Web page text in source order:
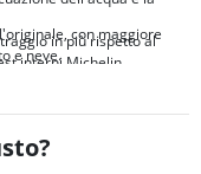
in più rispetto al
interni Michelin
con maggiore
e neve.
e spalle ottimizzate
2024 con prestazioni
energetica
per camper e van, con